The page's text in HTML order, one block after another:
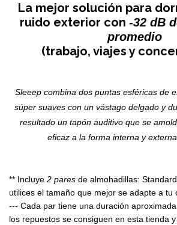
La mejor solución para
ruido exterior con -32 dB
promedio
(trabajo, viajes y
Sleeep combina dos puntas esféricas de
súper suaves con un vástago delgado y
resultado un tapón auditivo que se
eficaz a la forma interna y
** Incluye 2 pares de almohadillas:
utilices el tamaño que mejor se adapte a tu
--- Cada par tiene una duración
los repuestos se consiguen en esta tienda